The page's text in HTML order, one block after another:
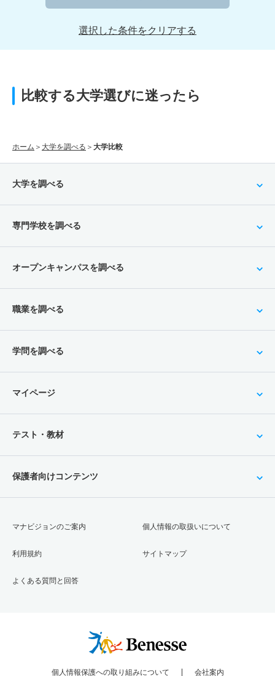
選択した条件をクリアする
比較する大学選びに迷ったら
ホーム ＞ 大学を調べる ＞ 大学比較
大学を調べる
専門学校を調べる
オープンキャンパスを調べる
職業を調べる
学問を調べる
マイページ
テスト・教材
保護者向けコンテンツ
マナビジョンのご案内
利用規約
よくある質問と回答
個人情報の取扱いについて
サイトマップ
個人情報保護への取り組みについて 会社案内